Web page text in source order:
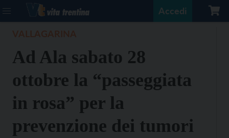
Accedi
Ad Ala sabato 28
ottobre la “passeggiata
in rosa” per la
prevenzione dei tumori